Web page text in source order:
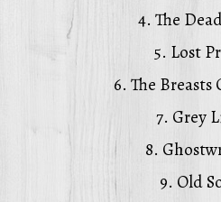
4. The
5. Lost
6. The
7. Grey
8.
9. Old